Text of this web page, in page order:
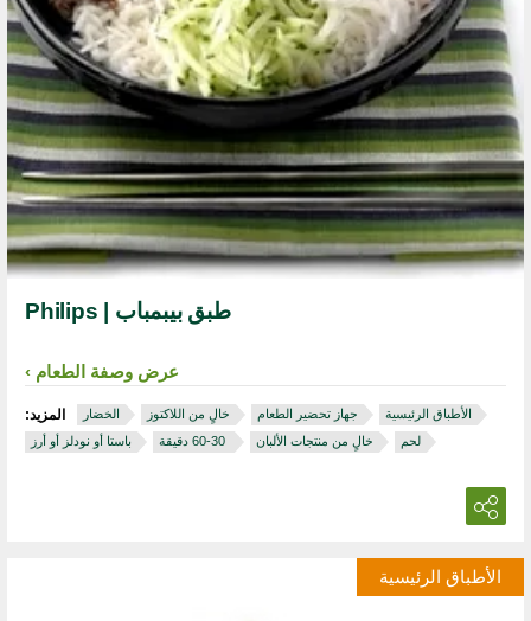
طبق بيبمباب | Philips
عرض وصفة الطعام
المزيد: الخضار خالٍ من اللاكتوز جهاز تحضير الطعام
الأطباق الرئيسية
باستا أو نودلز أو أرز
‏ 30‏-60 دقيقة خالٍ من منتجات الألبان لحم
الأطباق الرئيسية